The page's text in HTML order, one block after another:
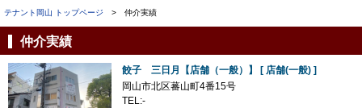
テナント岡山 トップページ > 仲介実績
仲介実績
餃子 三日月【店舗（一般）】 [ 店舗(一般) ]
岡山市北区蕃山町4番15号
TEL:-